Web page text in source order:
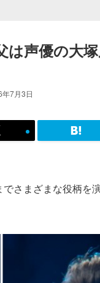
は声優の大
7月3日
さまざまな役柄を